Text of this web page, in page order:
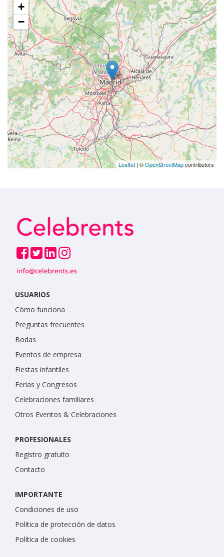
+
−
Leaflet | ©OpenStreetMapcontributors
USUARIOS
Cómo funciona
Preguntas frecuentes
Bodas
Eventos de empresa
Fiestas infantiles
Ferias y Congresos
Celebraciones familiares
Otros Eventos & Celebraciones
PROFESIONALES
Registro gratuito
Contacto
IMPORTANTE
Condiciones de uso
Política de protección de datos
Política de cookies